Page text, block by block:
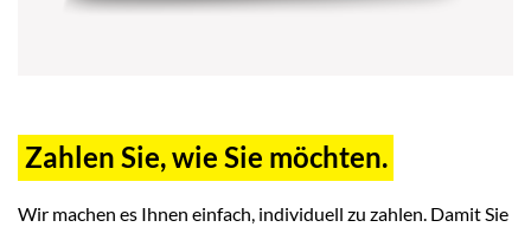
Zahlen Sie, wie Sie möchten.
Wir machen es Ihnen einfach, individuell zu zahlen. Damit Sie